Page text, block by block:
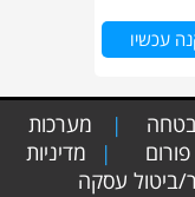
עכשיו
|
מערכות
פורום |
מדיניות
ביטול עסקה